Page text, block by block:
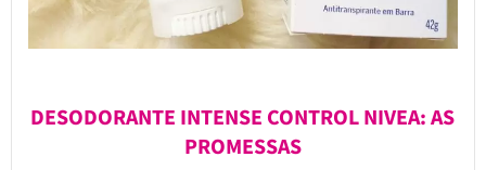
DESODORANTE INTENSE CONTROL NIVEA: AS
PROMESSAS